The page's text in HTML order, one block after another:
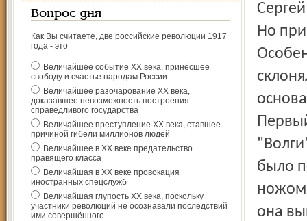
Вопрос дня
Как Вы считаете, две российские революции 1917
года - это
Величайшее событие ХХ века, принёсшее
свободу и счастье народам России
Величайшее разочарование ХХ века,
доказавшее невозможность построения
справедливого государства
Величайшее преступление ХХ века, ставшее
причиной гибели миллионов людей
Величайшее в ХХ веке предательство
правящего класса
Величайшая в ХХ веке провокация
иностранных спецслужб
Величайшая глупость ХХ века, поскольку
участники революций не осознавали последствий
ими совершённого
Но
было
ножом
она